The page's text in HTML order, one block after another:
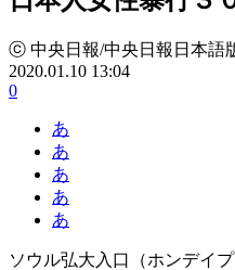
ⓒ 中央日報/中央日報日本語
2020.01.10 13:04
0
あ
あ
あ
あ
あ
ソウル弘大入口（ホンデイ